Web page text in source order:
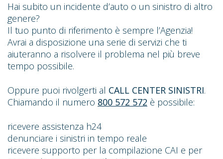
Hai subito un incidente d’auto o un sinistro di altro
genere?
Il tuo punto di riferimento è sempre l’Agenzia!
Avrai a disposizione una serie di servizi che ti
aiuteranno a risolvere il problema nel più breve
tempo possibile.
Oppure puoi rivolgerti al CALL CENTER SINISTRI.
Chiamando il numero 800 572 572 è possibile:
ricevere assistenza h24
denunciare i sinistri in tempo reale
ricevere supporto per la compilazione CAI e per